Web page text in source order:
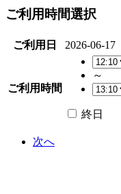
ご利用時間選択
ご利用日 2026-06-17
ご利用時間
～
終日
次へ